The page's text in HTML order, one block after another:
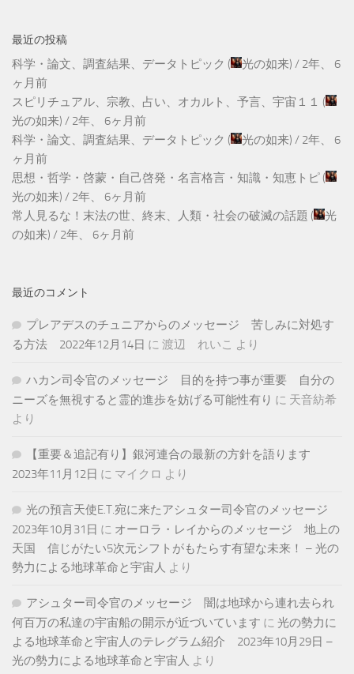
最近の投稿
科学・論文、調査結果、データトピック ( 光の如来) / 2年、 6
ヶ月前
スピリチュアル、宗教、占い、オカルト、予言、宇宙１１ (
光の如来) / 2年、 6ヶ月前
科学・論文、調査結果、データトピック ( 光の如来) / 2年、 6
ヶ月前
思想・哲学・啓蒙・自己啓発・名言格言・知識・知恵トピ (
光の如来) / 2年、 6ヶ月前
常人見るな！末法の世、終末、人類・社会の破滅の話題 (
光
の如来) / 2年、 6ヶ月前
最近のコメント
プレアデスのチュニアからのメッセージ 苦しみに対処す
る方法 2022年12月14日 に 渡辺 れいこ より
ハカン司令官のメッセージ 目的を持つ事が重要 自分の
ニーズを無視すると霊的進歩を妨げる可能性有り に 天音紡希
より
【重要＆追記有り】銀河連合の最新の方針を語ります
2023年11月12日 に マイクロ より
光の預言天使E.T.宛に来たアシュター司令官のメッセージ
2023年10月31日 に オーロラ・レイからのメッセージ 地上の
天国 信じがたい5次元シフトがもたらす有望な未来！ – 光の
勢力による地球革命と宇宙人 より
アシュター司令官のメッセージ 闇は地球から連れ去られ
何百万の私達の宇宙船の開示が近づいています に 光の勢力に
よる地球革命と宇宙人のテレグラム紹介 2023年10月29日 –
光の勢力による地球革命と宇宙人 より